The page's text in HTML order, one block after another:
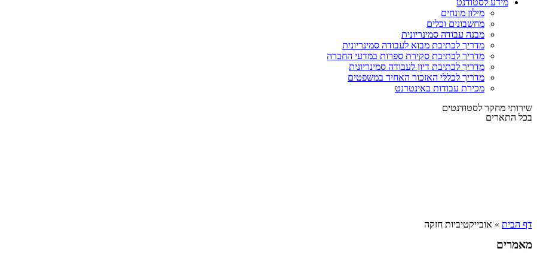
מידע לסטודנט
מילון מונחים
מחשבונים וכלים
מבנה עבודה סמינריונית
מדריך לכתיבת מבוא לעבודה סמינריונית
מדריך לכתיבת סקירת ספרות במדעי החברה
מדריך לכתיבת דיון לעבודה סמינריונית
מדריך לכללי האזכור האחיד במשפטים
מכירת עבודות באינטרנט
שירותי מחקר לסטודנטים
בכל התארים
דף הבית » אובייקטיביות חזקה
מאמרים